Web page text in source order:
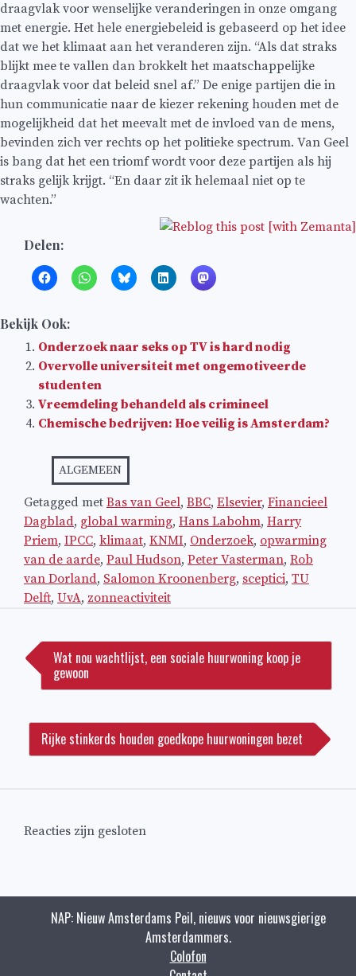
draagvlak voor wenselijke veranderingen in onze omgang
met energie. Het hele energiebeleid is gebaseerd op het idee
dat we het klimaat aan het veranderen zijn. “Als dat straks
blijkt mee te vallen dan brokkelt het maatschappelijke
draagvlak voor dat beleid snel af.” De enige partijen die in
hun communicatie naar de kiezer rekening houden met de
mogelijkheid dat het meevalt met de invloed van de mens,
bevinden zich ver rechts op het politieke spectrum. Van Geel
is bang dat het een triomf wordt voor deze partijen als hij
straks gelijk krijgt. “En daar zit ik helemaal niet op te
wachten.”
Delen:
Bekijk Ook:
Onderzoek naar seks op TV is hard nodig
Overvolle universiteit met ongemotiveerde
studenten
Vreemdeling behandeld als crimineel
Chemische bedrijven: Hoe veilig is Amsterdam?
ALGEMEEN
Getagged met Bas van Geel, BBC, Elsevier, Financieel
Dagblad, global warming, Hans Labohm, Harry
Priem, IPCC, klimaat, KNMI, Onderzoek, opwarming
van de aarde, Paul Hudson, Peter Vasterman, Rob
van Dorland, Salomon Kroonenberg, sceptici, TU
Delft, UvA, zonneactiviteit
navigatie
Wat nou wachtlijst, een sociale huurwoning koop je
gewoon
Rijke stinkerds houden goedkope huurwoningen bezet
Reacties zijn gesloten
NAP: Nieuw Amsterdams Peil, nieuws voor nieuwsgierige
Amsterdammers.
Colofon